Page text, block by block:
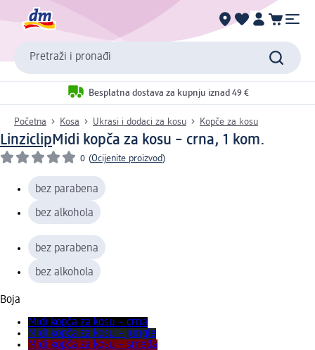
Pretraži i pronađi
Besplatna dostava za kupnju iznad 49 €
Početna Kosa Ukrasi i dodaci za kosu Kopče za kosu
LinziclipMidi kopča za kosu – crna, 1 kom.
0 (Ocijenite proizvod)
bez parabena
bez alkohola
bez parabena
bez alkohola
Boja
Midi kopča za kosu – crna
Midi kopča za kosu – jungle
Midi kopča za kosu – smeđa